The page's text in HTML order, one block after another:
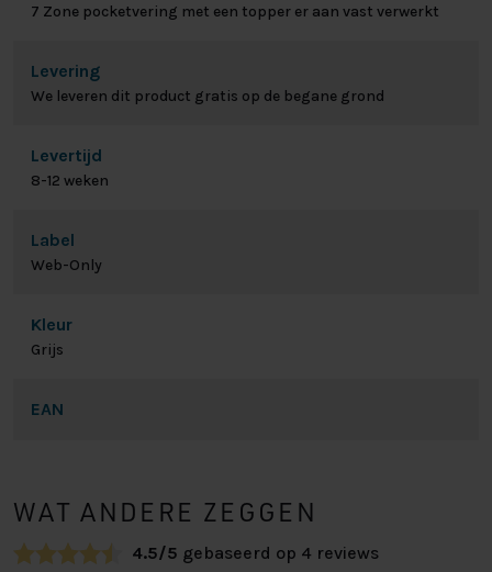
7 Zone pocketvering met een topper er aan vast verwerkt
Levering
We leveren dit product gratis op de begane grond
Levertijd
8-12 weken
Label
Web-Only
Kleur
Grijs
EAN
WAT ANDERE ZEGGEN
4.5/5 gebaseerd op 4 reviews